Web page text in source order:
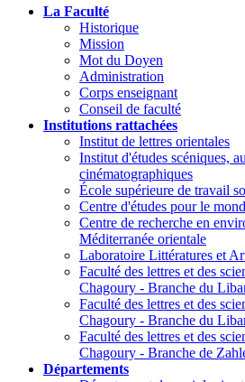
La Faculté
Historique
Mission
Mot du Doyen
Administration
Corps enseignant
Conseil de faculté
Institutions rattachées
Institut de lettres orientales
Institut d'études scéniques,
cinématographiques
École supérieure de travail
Centre d'études pour le
Centre de recherche en
Méditerranée orientale
Laboratoire Littératures et
Faculté des lettres et des
Chagoury - Branche du
Faculté des lettres et des
Chagoury - Branche du
Faculté des lettres et des
Chagoury - Branche de
Départements